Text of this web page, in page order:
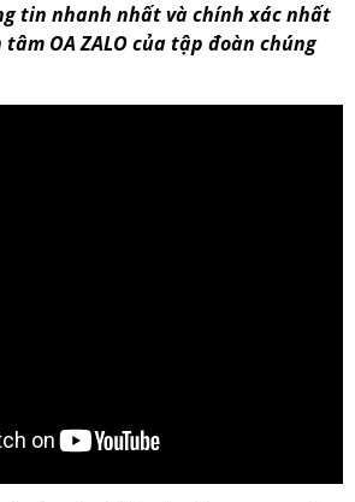
tin nhanh nhất và chính xác nhất
OA ZALO của tập đoàn chúng